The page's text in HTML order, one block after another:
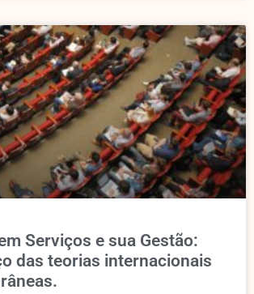
Serviços e sua Gestão:
das teorias internacionais